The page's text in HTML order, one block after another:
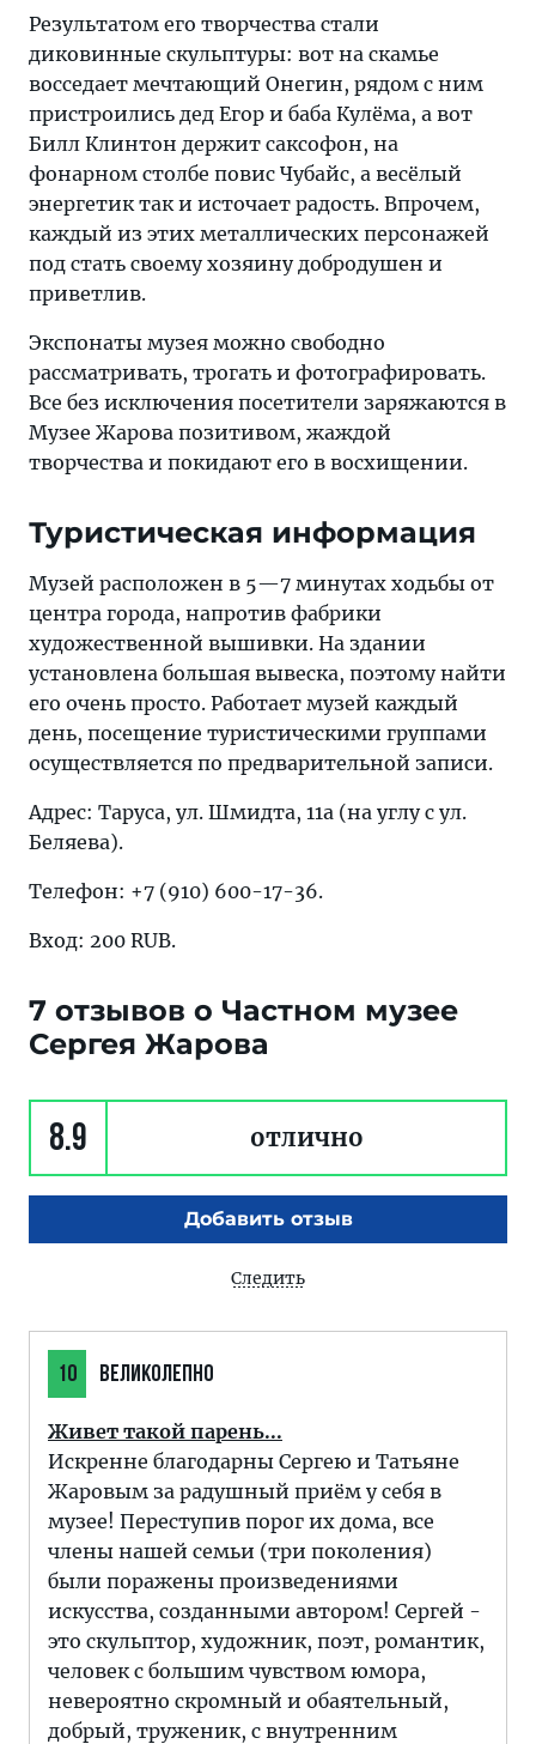
Результатом его творчества стали
диковинные скульптуры: вот на скамье
восседает мечтающий Онегин, рядом с ним
пристроились дед Егор и баба Кулёма, а вот
Билл Клинтон держит саксофон, на
фонарном столбе повис Чубайс, а весёлый
энергетик так и источает радость. Впрочем,
каждый из этих металлических персонажей
под стать своему хозяину добродушен и
приветлив.
Экспонаты музея можно свободно
рассматривать, трогать и фотографировать.
Все без исключения посетители заряжаются в
Музее Жарова позитивом, жаждой
творчества и покидают его в восхищении.
Туристическая информация
Музей расположен в 5—7 минутах ходьбы от
центра города, напротив фабрики
художественной вышивки. На здании
установлена большая вывеска, поэтому найти
его очень просто. Работает музей каждый
день, посещение туристическими группами
осуществляется по предварительной записи.
Адрес: Таруса, ул. Шмидта, 11а (на углу с ул.
Беляева).
Телефон: +7 (910) 600-17-36.
Вход: 200 RUB.
7 отзывов о Частном музее
Сергея Жарова
8.9 отлично
Добавить отзыв
Следить
10 ВЕЛИКОЛЕПНО
Живет такой парень...
Искренне благодарны Сергею и Татьяне
Жаровым за радушный приём у себя в
музее! Переступив порог их дома, все
члены нашей семьи (три поколения)
были поражены произведениями
искусства, созданными автором! Сергей -
это скульптор, художник, поэт, романтик,
человек с большим чувством юмора,
невероятно скромный и обаятельный,
добрый, труженик, с внутренним